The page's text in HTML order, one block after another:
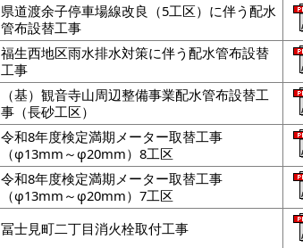
県道渡余子停車場線改良（5工区）に伴う配水
管布設替工事
福生西地区雨水排水対策に伴う配水管布設替
工事
（基）観音寺山周辺整備事業配水管布設替工
事（長砂工区）
令和8年度検定満期メーター取替工事
（φ13mm～φ20mm）8工区
令和8年度検定満期メーター取替工事
（φ13mm～φ20mm）7工区
冨士見町二丁目消火栓取付工事